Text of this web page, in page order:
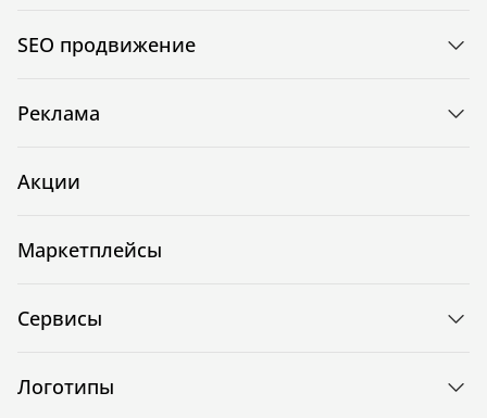
SEO продвижение
Реклама
Акции
Маркетплейсы
Сервисы
Логотипы